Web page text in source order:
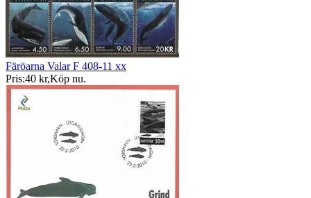
Färöarna Valar F 408-11 xx
Pris:40 kr,Köp nu.